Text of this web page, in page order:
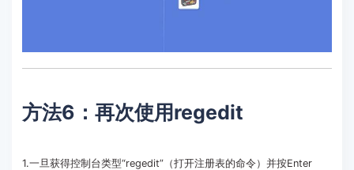
方法6：再次使用regedit
1.一旦获得控制台类型“regedit”（打开注册表的命令）并按Enter